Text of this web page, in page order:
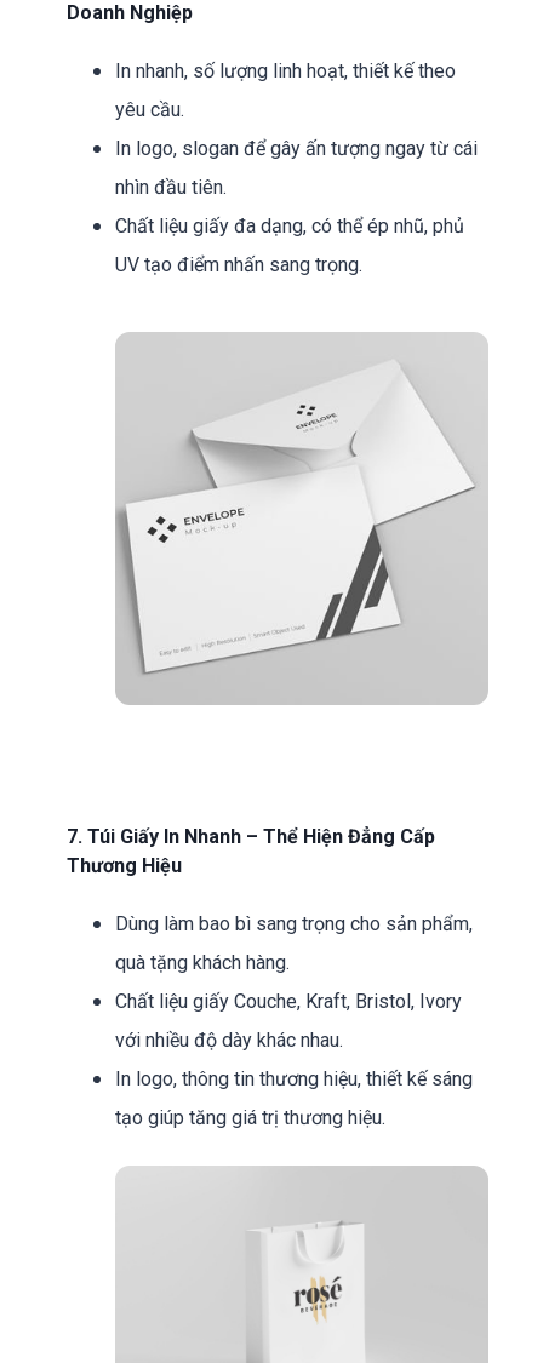
Doanh Nghiệp
In nhanh, số lượng linh hoạt, thiết kế theo
yêu cầu.
In logo, slogan để gây ấn tượng ngay từ cái
nhìn đầu tiên.
Chất liệu giấy đa dạng, có thể ép nhũ, phủ
UV tạo điểm nhấn sang trọng.
7. Túi Giấy In Nhanh – Thể Hiện Đẳng Cấp
Thương Hiệu
Dùng làm bao bì sang trọng cho sản phẩm,
quà tặng khách hàng.
Chất liệu giấy Couche, Kraft, Bristol, Ivory
với nhiều độ dày khác nhau.
In logo, thông tin thương hiệu, thiết kế sáng
tạo giúp tăng giá trị thương hiệu.